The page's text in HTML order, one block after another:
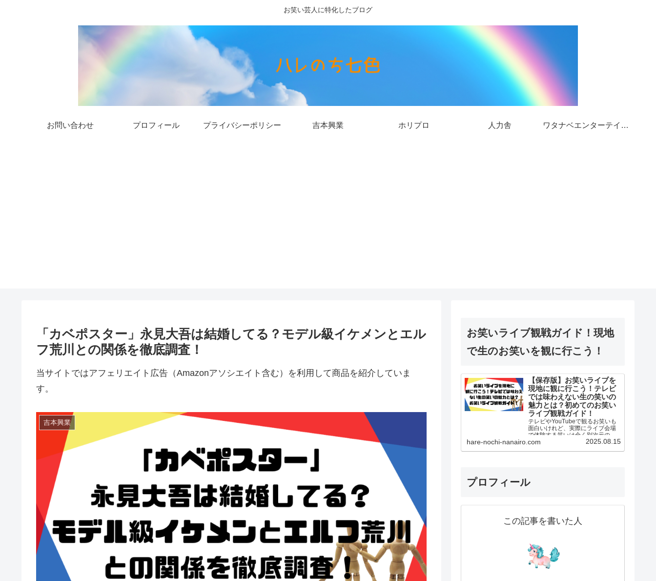
お笑い芸人に特化したブログ
お問い合わせ プロフィール プライバシーポリシー 吉本興業 ホリプロ 人力舎 ワタナベエンターテインメント
「カベポスター」永見大吾は結婚してる？モデル級イケメンとエル
フ荒川との関係を徹底調査！
当サイトではアフェリエイト広告（Amazonアソシエイト含む）を利用して商品を紹介していま
す。
吉本興業
お笑いライブ観戦ガイド！現地
で生のお笑いを観に行こう！
【保存版】お笑いライブを
現地に観に行こう！テレビ
では味わえない生の笑いの
魅力とは？初めてのお笑い
ライブ観戦ガイド！
テレビやYouTubeで観るお笑いも
面白いけれど、実際にライブ会場
で体験する笑いは全く別次元の体
験です！あなたも一度現地に足を
hare-nochi-nanairo.com 2025.08.15
プロフィール
この記事を書いた人